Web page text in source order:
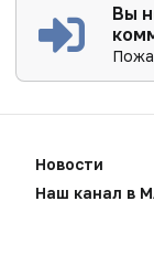
Вы
Новости
Наш канал в